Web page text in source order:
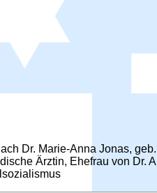
Dr. Marie-Anna Jonas,
Ärztin, Ehefrau von Dr.